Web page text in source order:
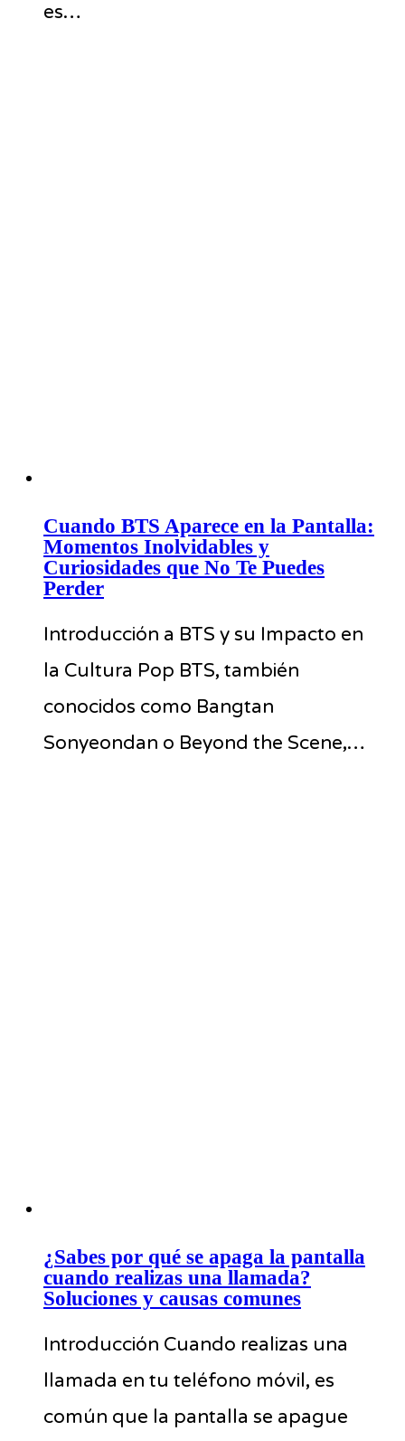
es…
Cuando BTS Aparece en la Pantalla:
Momentos Inolvidables y
Curiosidades que No Te Puedes
Perder
Introducción a BTS y su Impacto en
la Cultura Pop BTS, también
conocidos como Bangtan
Sonyeondan o Beyond the Scene,…
¿Sabes por qué se apaga la pantalla
cuando realizas una llamada?
Soluciones y causas comunes
Introducción Cuando realizas una
llamada en tu teléfono móvil, es
común que la pantalla se apague